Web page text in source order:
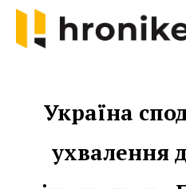
Skip
content
Україна
ухвалення